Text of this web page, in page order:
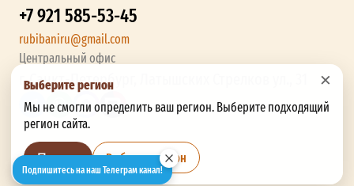
×
Выберите регион
Мы не смогли определить ваш регион. Выберите подходящий
регион сайта.
Позже Выбрать регион
+7 921 585-53-45
rubibaniru@gmail.com
Центральный офис
г. Санкт-Петербург, Латышских Стрелков ул., 31
Подпишитесь на наш Телеграм канал!